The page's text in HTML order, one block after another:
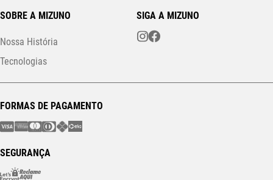
SOBRE A MIZUNO
Nossa História
Tecnologias
SIGA A MIZUNO
FORMAS DE PAGAMENTO
SEGURANÇA